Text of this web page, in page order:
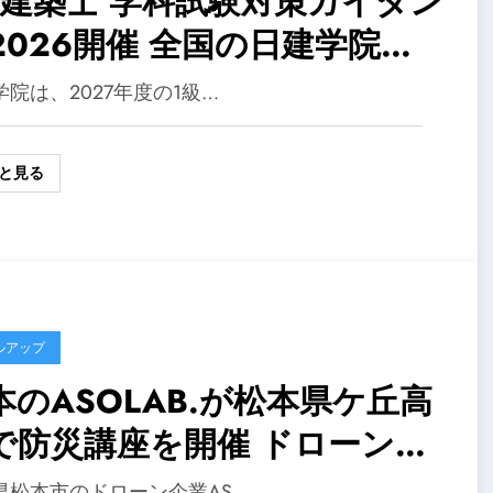
開催 全国の日建学院で
が直接解説
院は、2027年度の1級…
見る
アップ
のASOLAB.が松本県ケ丘高
防災講座を開催 ドローン操